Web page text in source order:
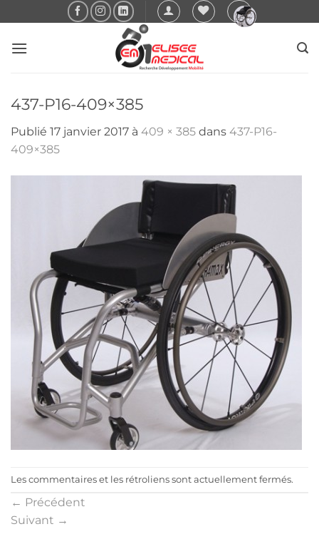
au
contenu
437-P16-409×385
Publié 17 janvier 2017 à 409 × 385 dans 437-P16-
409×385
Les commentaires et les rétroliens sont actuellement fermés.
← Précédent
Suivant →